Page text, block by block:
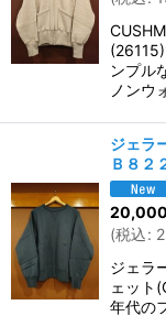
ンプル
ノンウ
ジェラ
Ｂ８２
20,000
(税込:
ジェラ
ェット
年代の